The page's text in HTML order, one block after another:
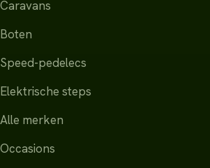
Caravans
Boten
Speed-pedelecs
Elektrische steps
Alle merken
Occasions